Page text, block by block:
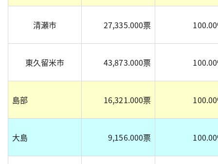
清瀬市 27,335.000票
東久留米市 43,873.000票
島部 16,321.000票
大島 9,156.000票